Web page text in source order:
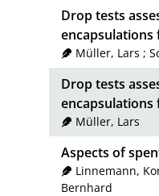
Drop tests
encapsulations
Müller, Lars ;
Drop tests
encapsulations
Müller, Lars
Aspects of
Linnemann,
Bernhard